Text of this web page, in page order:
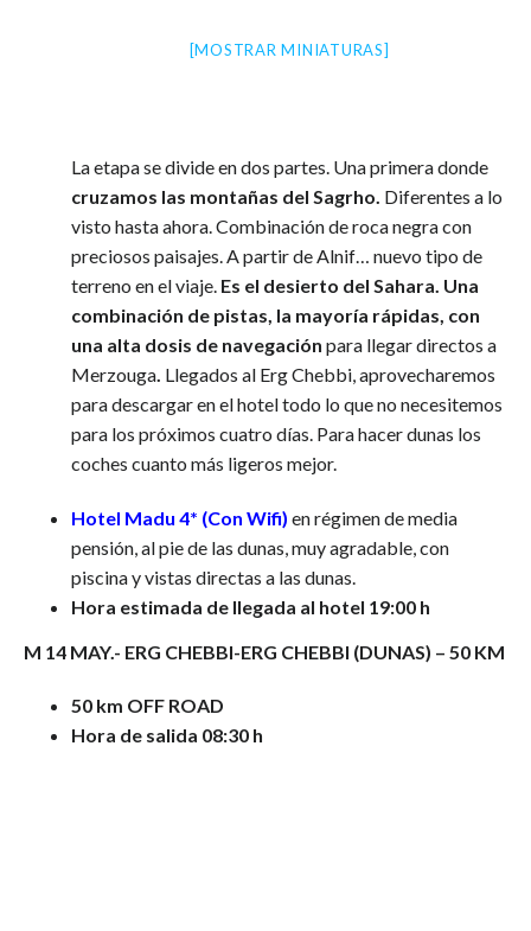
[MOSTRAR MINIATURAS]
La etapa se divide en dos partes. Una primera donde
cruzamos las montañas del Sagrho. Diferentes a lo
visto hasta ahora. Combinación de roca negra con
preciosos paisajes. A partir de Alnif… nuevo tipo de
terreno en el viaje. Es el desierto del Sahara. Una
combinación de pistas, la mayoría rápidas, con
una alta dosis de navegación para llegar directos a
Merzouga Llegados al Erg Chebbi, aprovecharemos
para descargar en el hotel todo lo que no necesitemos
para los próximos cuatro días. Para hacer dunas los
coches cuanto más ligeros mejor.
Hotel Madu 4* (Con Wifi) en régimen de media
pensión, al pie de las dunas, muy agradable, con
piscina y vistas directas a las dunas.
Hora estimada de llegada al hotel 19:00 h
M 14 MAY.- ERG CHEBBI-ERG CHEBBI (DUNAS) – 50 KM
50 km OFF ROAD
Hora de salida 08:30 h